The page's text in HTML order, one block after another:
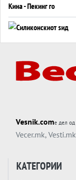
Vesnik.comе дел од
Vecer.mk, Vesti.mk
КАТЕГОРИИ